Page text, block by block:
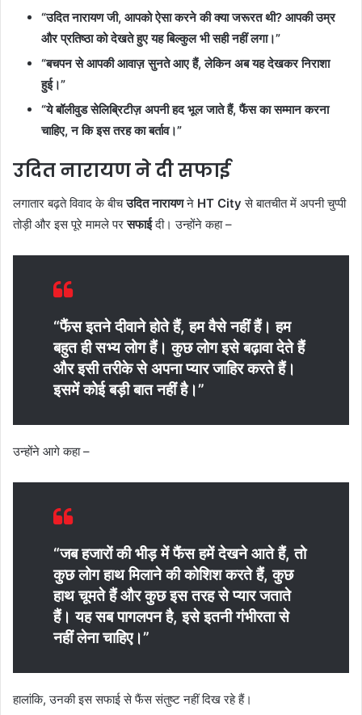
“उदित नारायण जी, आपको ऐसा करने की क्या जरूरत थी? आपकी उम्र
और प्रतिष्ठा को देखते हुए यह बिल्कुल भी सही नहीं लगा।”
“बचपन से आपकी आवाज़ सुनते आए हैं, लेकिन अब यह देखकर निराशा
हुई।”
“ये बॉलीवुड सेलिब्रिटीज़ अपनी हद भूल जाते हैं, फैंस का सम्मान करना
चाहिए, न कि इस तरह का बर्ताव।”
उदित नारायण ने दी सफाई
लगातार बढ़ते विवाद के बीचउदित नारायणने HT City से बातचीत में अपनी चुप्पी
तोड़ी और इस पूरे मामले परसफाईदी। उन्होंने कहा –
“फैंस इतने दीवाने होते हैं, हम वैसे नहीं हैं। हम
बहुत ही सभ्य लोग हैं। कुछ लोग इसे बढ़ावा देते हैं
और इसी तरीके से अपना प्यार जाहिर करते हैं।
इसमें कोई बड़ी बात नहीं है।”
उन्होंने आगे कहा –
“जब हजारों की भीड़ में फैंस हमें देखने आते हैं, तो
कुछ लोग हाथ मिलाने की कोशिश करते हैं, कुछ
हाथ चूमते हैं और कुछ इस तरह से प्यार जताते
हैं। यह सब पागलपन है, इसे इतनी गंभीरता से
नहीं लेना चाहिए।”
हालांकि, उनकी इस सफाई से फैंस संतुष्ट नहीं दिख रहे हैं।